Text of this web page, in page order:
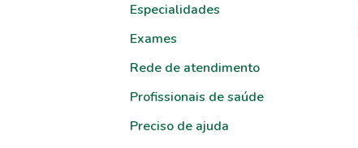
Especialidades
Exames
Rede de atendimento
Profissionais de saúde
Preciso de ajuda